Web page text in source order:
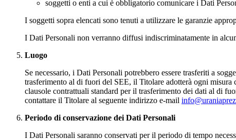
soggetti o enti a cui è obbligatorio comunicare i Dati
I soggetti sopra elencati sono tenuti a utilizzare le garanzie
I Dati Personali non verranno diffusi indiscriminatamente in
Luogo
Se necessario, i Dati Personali potrebbero essere trasferiti a
trasferimento al di fuori del SEE, il Titolare adotterà ogni
clausole contrattuali standard per il trasferimento dei dati al di
contattare il Titolare al seguente indirizzo e-mail
Periodo di conservazione dei Dati Personali
I Dati Personali saranno conservati per il periodo di tempo